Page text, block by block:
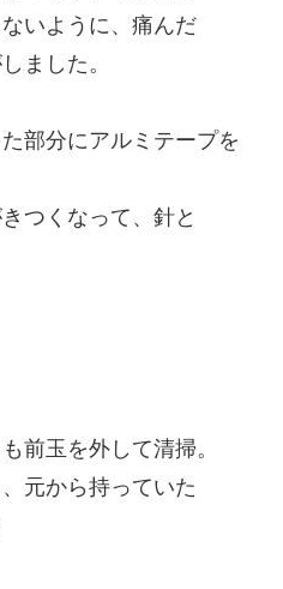
いように、痛んだ
ました。
部分にアルミテープを
つくなって、針と
前玉を外して清掃。
元から持っていた